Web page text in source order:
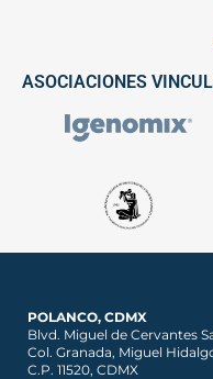
ASOCIACIONES
POLANCO, CDMX
Blvd. Miguel de Cervantes
Col. Granada, Miguel
C.P. 11520, CDMX